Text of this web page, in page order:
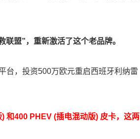
盟”，重新激活了这个老品牌。
台，投资500万欧元重启西班牙利纳雷
和400 PHEV (插电混动版) 皮卡，这两